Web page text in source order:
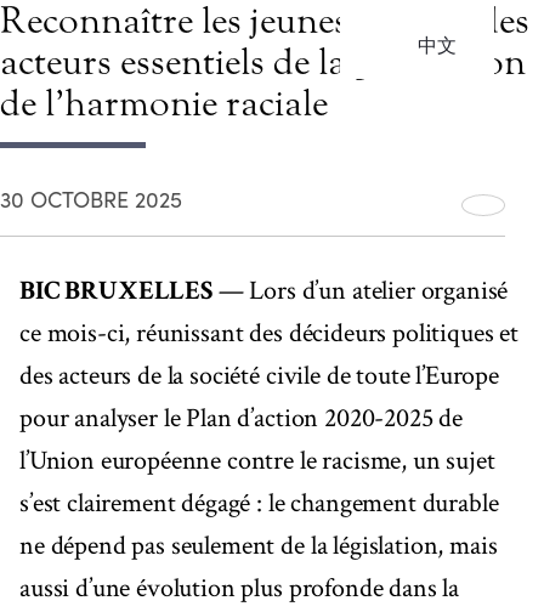
中文
Reconnaître les jeunes comme des
acteurs essentiels de la promotion
de l’harmonie raciale
30 OCTOBRE 2025
BIC BRUXELLES— Lors d’un atelier organisé
ce mois-ci, réunissant des décideurs politiques et
des acteurs de la société civile de toute l’Europe
pour analyser le Plan d’action 2020-2025 de
l’Union européenne contre le racisme, un sujet
s’est clairement dégagé : le changement durable
ne dépend pas seulement de la législation, mais
aussi d’une évolution plus profonde dans la